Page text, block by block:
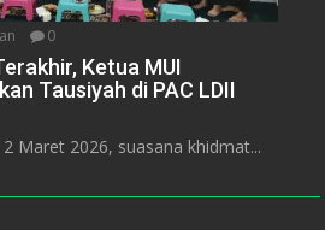
0
Ketua MUI
Tausiyah di PAC LDII
Maret 2026, suasana khidmat...